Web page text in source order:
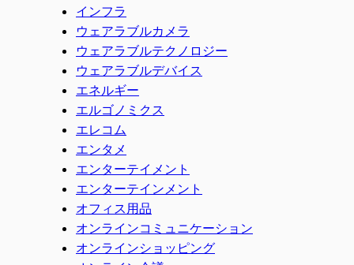
インフラ
ウェアラブルカメラ
ウェアラブルテクノロジー
ウェアラブルデバイス
エネルギー
エルゴノミクス
エレコム
エンタメ
エンターテイメント
エンターテインメント
オフィス用品
オンラインコミュニケーション
オンラインショッピング